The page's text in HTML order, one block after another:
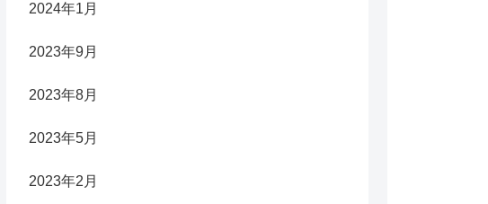
2024年1月
2023年9月
2023年8月
2023年5月
2023年2月